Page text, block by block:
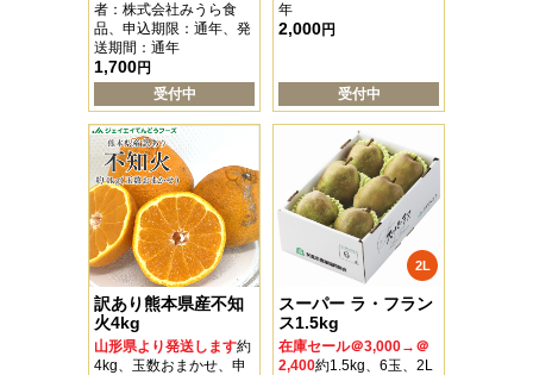
者：株式会社みうら食
品、申込期限：通年、発
送期間：通年
1,700円
受付中
年
2,000円
受付中
訳あり熊本県産不知
火4kg
山形県より発送します約
4kg、玉数おまかせ、申
2L
スーパー ラ・フラン
ス1.5kg
在庫セール＠3,000→＠
2,400約1.5kg、6玉、2L